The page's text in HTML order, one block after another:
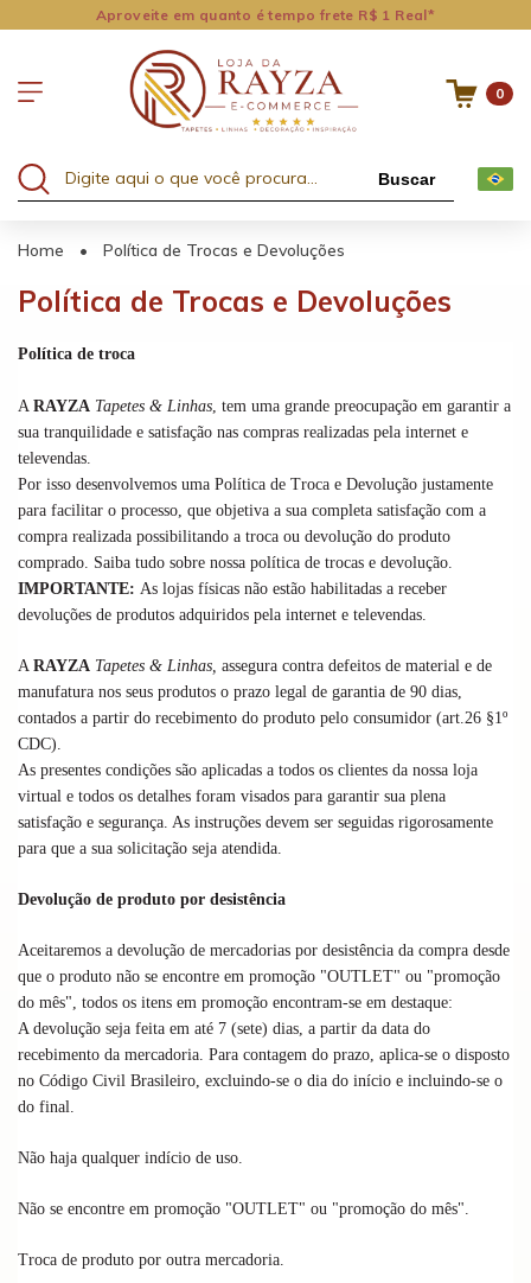
Aproveite em quanto é tempo frete R$ 1 Real*
0
Buscar
Home • Política de Trocas e Devoluções
Política de Trocas e Devoluções
Política de troca
A RAYZA Tapetes & Linhas , tem uma grande preocupação em garantir a
sua tranquilidade e satisfação nas compras realizadas pela internet e
televendas.
Por isso desenvolvemos uma Política de Troca e Devolução justamente
para facilitar o processo, que objetiva a sua completa satisfação com a
compra realizada possibilitando a troca ou devolução do produto
comprado. Saiba tudo sobre nossa política de trocas e devolução.
IMPORTANTE: As lojas físicas não estão habilitadas a receber
devoluções de produtos adquiridos pela internet e televendas.
A RAYZA Tapetes & Linhas, assegura contra defeitos de material e de
manufatura nos seus produtos o prazo legal de garantia de 90 dias,
contados a partir do recebimento do produto pelo consumidor (art.26 §1º
CDC).
As presentes condições são aplicadas a todos os clientes da nossa loja
virtual e todos os detalhes foram visados para garantir sua plena
satisfação e segurança. As instruções devem ser seguidas rigorosamente
para que a sua solicitação seja atendida.
Devolução de produto por desistência
Aceitaremos a devolução de mercadorias por desistência da compra desde
que o produto não se encontre em promoção "OUTLET" ou "promoção
do mês", todos os itens em promoção encontram-se em destaque:
A devolução seja feita em até 7 (sete) dias, a partir da data do
recebimento da mercadoria. Para contagem do prazo, aplica-se o disposto
no Código Civil Brasileiro, excluindo-se o dia do início e incluindo-se o
do final.
Não haja qualquer indício de uso.
Não se encontre em promoção "OUTLET" ou "promoção do mês".
Troca de produto por outra mercadoria.